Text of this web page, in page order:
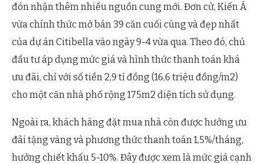
đón nhận thêm nhiều nguồn cung mới. Đơn cử, Kiến Á
vừa chính thức mở bán 39 căn cuối cùng và đẹp nhất
của dự án Citibella vào ngày 9-4 vừa qua. Theo đó, chủ
đầu tư áp dụng mức giá và hình thức thanh toán khá
ưu đãi, chỉ với số tiền 2,9 tỉ đồng (16,6 triệu đồng/m2)
cho một căn nhà phố rộng 175m2 diện tích sử dụng.
Ngoài ra, khách hàng đặt mua nhà còn được hưởng ưu
đãi tặng vàng và phương thức thanh toán 1,5%/tháng,
hưởng chiết khấu 5-10%. Đây được xem là mức giá cạnh